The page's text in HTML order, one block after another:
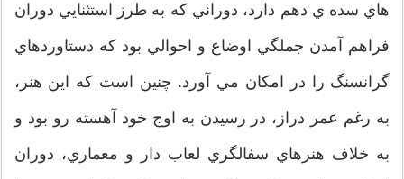
هاي سده ي دهم دارد، دوراني كه به طرز استثنايي دوران
فراهم آمدن جملگي اوضاع و احوالي بود كه دستاوردهاي
گرانسنگ را در امكان مي آورد. چنين است كه اين هنر،
به رغم عمر دراز، در رسيدن به اوج خود آهسته رو بود و
به خلاف هنرهاي سفالگري لعاب دار و معماري، دوران